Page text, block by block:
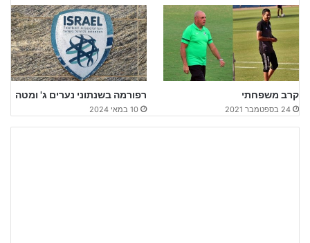
קרב משפחתי
24 בספטמבר 2021
רפורמה בשנתוני נערים ג' ומטה
10 במאי 2024